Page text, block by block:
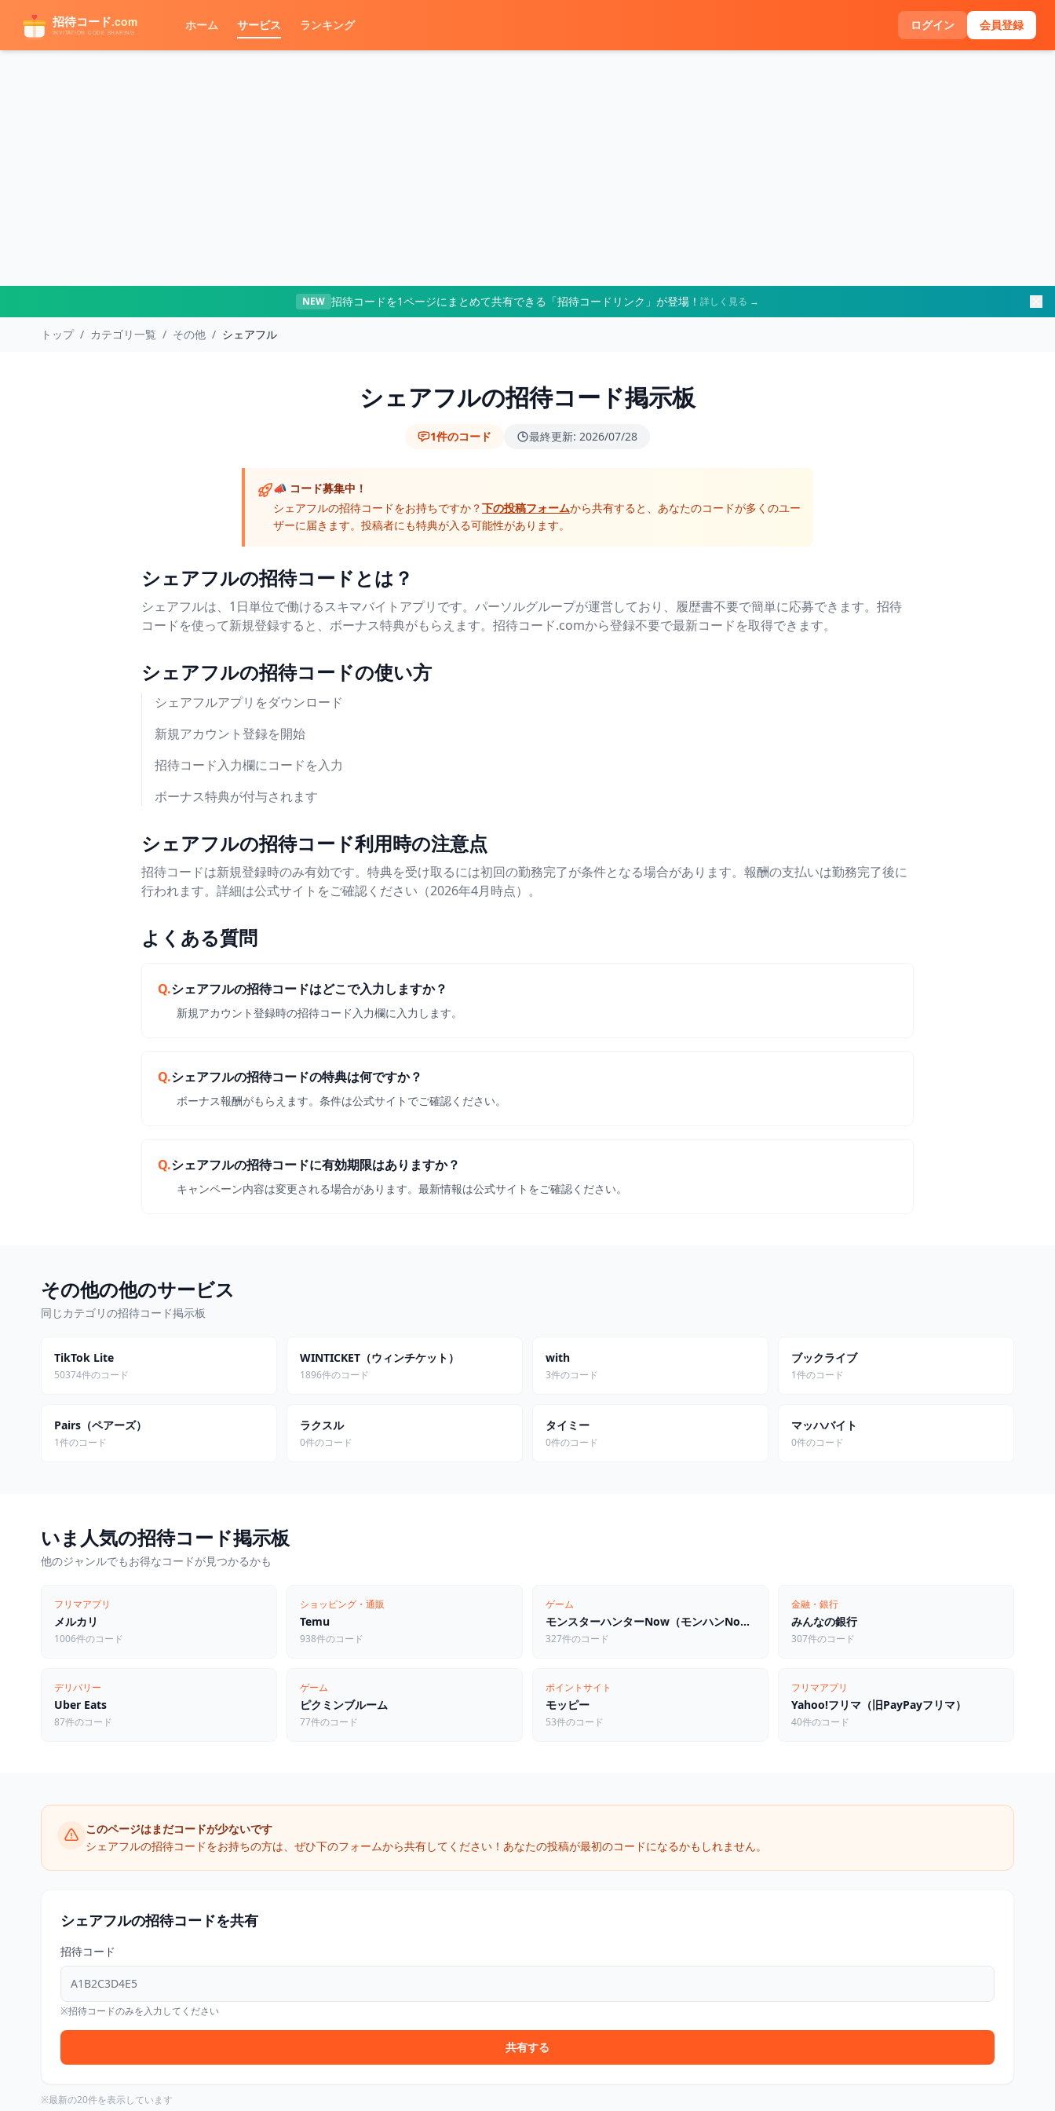
ホーム サービス ランキング ログイン 会員登録
NEW 招待コードを1ページにまとめて共有できる「招待コードリンク」が登場！ 詳しく見る →
トップ / カテゴリ一覧 / その他 / シェアフル
シェアフルの招待コード掲示板
1件のコード 最終更新: 2026/07/28
📣 コード募集中！
シェアフルの招待コードをお持ちですか？下の投稿フォームから共有すると、あなたのコードが多くのユー
ザーに届きます。投稿者にも特典が入る可能性があります。
シェアフルの招待コードとは？
シェアフルは、1日単位で働けるスキマバイトアプリです。パーソルグループが運営しており、履歴書不要で簡単に応募できます。招待
コードを使って新規登録すると、ボーナス特典がもらえます。招待コード.comから登録不要で最新コードを取得できます。
シェアフルの招待コードの使い方
シェアフルアプリをダウンロード
新規アカウント登録を開始
招待コード入力欄にコードを入力
ボーナス特典が付与されます
シェアフルの招待コード利用時の注意点
招待コードは新規登録時のみ有効です。特典を受け取るには初回の勤務完了が条件となる場合があります。報酬の支払いは勤務完了後に
行われます。詳細は公式サイトをご確認ください（2026年4月時点）。
よくある質問
Q.シェアフルの招待コードはどこで入力しますか？
新規アカウント登録時の招待コード入力欄に入力します。
Q.シェアフルの招待コードの特典は何ですか？
ボーナス報酬がもらえます。条件は公式サイトでご確認ください。
Q.シェアフルの招待コードに有効期限はありますか？
キャンペーン内容は変更される場合があります。最新情報は公式サイトをご確認ください。
その他の他のサービス
同じカテゴリの招待コード掲示板
TikTok Lite
50374件のコード
WINTICKET（ウィンチケット）
1896件のコード
with
3件のコード
ブックライブ
1件のコード
Pairs（ペアーズ）
1件のコード
ラクスル
0件のコード
タイミー
0件のコード
マッハバイト
0件のコード
いま人気の招待コード掲示板
他のジャンルでもお得なコードが見つかるかも
フリマアプリ
メルカリ
1006件のコード
ショッピング・通販
Temu
938件のコード
ゲーム
モンスターハンターNow（モンハンNow）
327件のコード
金融・銀行
みんなの銀行
307件のコード
デリバリー
Uber Eats
87件のコード
ゲーム
ピクミンブルーム
77件のコード
ポイントサイト
モッピー
53件のコード
フリマアプリ
Yahoo!フリマ（旧PayPayフリマ）
40件のコード
このページはまだコードが少ないです
シェアフルの招待コードをお持ちの方は、ぜひ下のフォームから共有してください！あなたの投稿が最初のコードになるかもしれません。
シェアフルの招待コードを共有
招待コード
※招待コードのみを入力してください
共有する
※最新の20件を表示しています